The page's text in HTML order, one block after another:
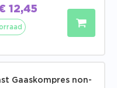
12,45
Gaaskompres non-